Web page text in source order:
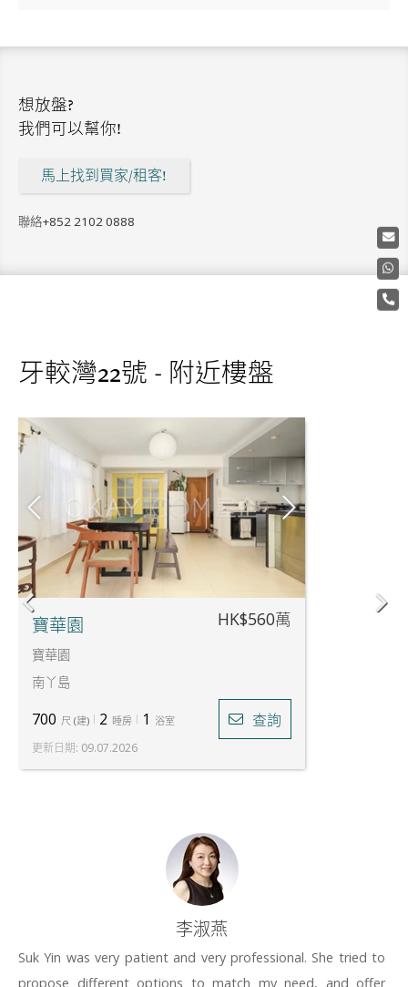
想放盤?
我們可以幫你!
馬上找到買家/租客!
聯絡+852 2102 0888
牙較灣22號 - 附近樓盤
寶華園
寶華園
南丫島
HK$560萬
700 尺 (建) 2 睡房 1 浴室 查詢
更新日期: 09.07.2026
李淑燕
Suk Yin was very patient and very professional. She tried to
propose different options to match my need, and offer